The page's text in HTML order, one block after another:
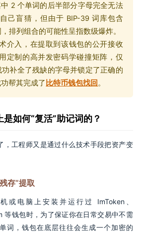
2 个单词的后半部分字母完全无法
己盲猜，但由于 BIP-39 词库包含
排列组合的可能性呈指数级爆炸。
介入，在提取到该钱包的公开接收
定制的高并发密码学碰撞矩阵，仅
补全了残缺的字母并锁定了正确的
帮其完成了 比特币钱包找回。
如何“复活”助记词的？
，工程师又是通过什么技术手段把资产变
存”提取
或电脑上安装并运行过 ImToken、
等钱包时，为了保证你在日常交易中不需
词，钱包在底层往往会生成一个加密的